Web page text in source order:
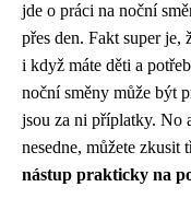
jde o práci na noční
přes den. Fakt super
i když máte děti a
noční směny může být
jsou za ni příplatky. No
nesedne, můžete zkusit
nástup prakticky na